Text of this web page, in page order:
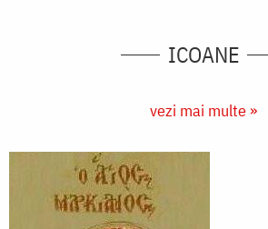
ICOANE
vezi mai multe »